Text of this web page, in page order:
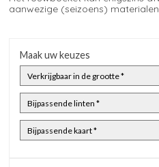
aanwezige (seizoens)
Maak uw keuzes